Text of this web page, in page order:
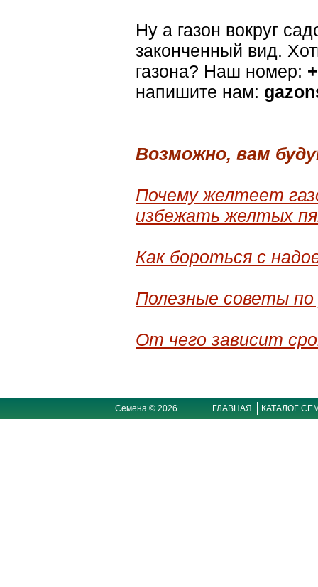
Ну а газон вокруг
законченный вид.
газона? Наш номер:
напишите нам:
Возможно, вам
Почему желтеет
избежать желтых
Как бороться с
Полезные советы по
От чего зависит
Семена © 2026. ГЛАВНАЯ КАТАЛОГ